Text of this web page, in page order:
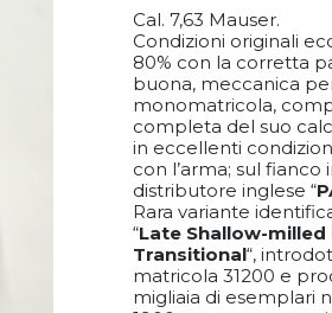
Cal. 7,63 Mauser.
Condizioni originali
80% con la corretta
buona, meccanica
monomatricola,
completa del suo
in eccellenti
con l’arma; sul fianco
distributore inglese “
Rara variante
“Late Shallow-milled
Transitional“,
matricola 31200 e
migliaia di esemplari